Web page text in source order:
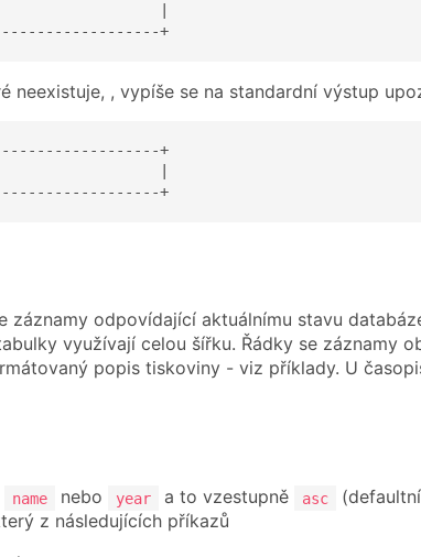
|
+
neexistuje, , vypíše se na standardní výstup
+
|
+
záznamy odpovídající aktuálnímu stavu
využívají celou šířku. Řádky se záznamy
popis tiskoviny - viz příklady. U
name nebo year a to vzestupně asc
z následujících příkazů